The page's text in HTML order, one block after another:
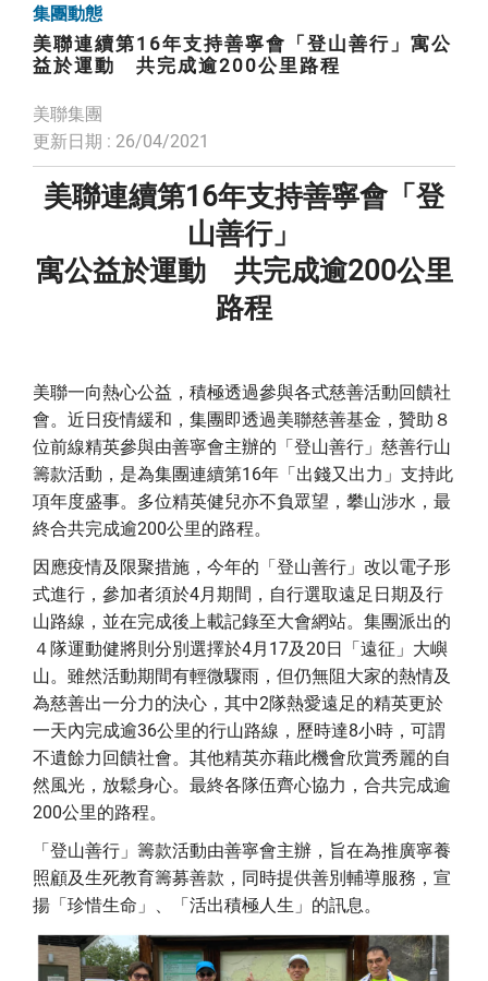
集團動態
美聯連續第16年支持善寧會「登山善行」寓公
益於運動 共完成逾200公里路程
美聯集團
更新日期 : 26/04/2021
美聯連續第16年支持善寧會「登
山善行」
寓公益於運動 共完成逾200公里
路程
美聯一向熱心公益，積極透過參與各式慈善活動回饋社
會。近日疫情緩和，集團即透過美聯慈善基金，贊助８
位前線精英參與由善寧會主辦的「登山善行」慈善行山
籌款活動，是為集團連續第16年「出錢又出力」支持此
項年度盛事。多位精英健兒亦不負眾望，攀山涉水，最
終合共完成逾200公里的路程。
因應疫情及限聚措施，今年的「登山善行」改以電子形
式進行，參加者須於4月期間，自行選取遠足日期及行
山路線，並在完成後上載記錄至大會網站。集團派出的
４隊運動健將則分別選擇於4月17及20日「遠征」大嶼
山。雖然活動期間有輕微驟雨，但仍無阻大家的熱情及
為慈善出一分力的決心，其中2隊熱愛遠足的精英更於
一天內完成逾36公里的行山路線，歷時達8小時，可謂
不遺餘力回饋社會。其他精英亦藉此機會欣賞秀麗的自
然風光，放鬆身心。最終各隊伍齊心協力，合共完成逾
200公里的路程。
「登山善行」籌款活動由善寧會主辦，旨在為推廣寧養
照顧及生死教育籌募善款，同時提供善別輔導服務，宣
揚「珍惜生命」、「活出積極人生」的訊息。